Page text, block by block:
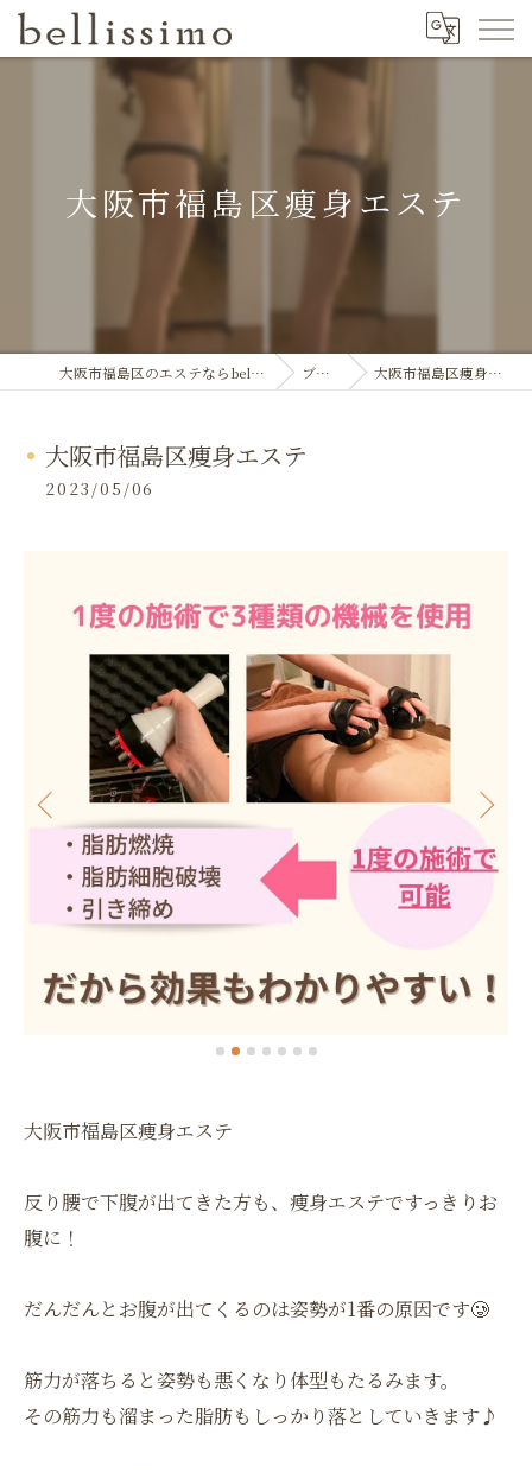
大阪市福島区痩身エステ
大阪市福島区のエステならbellissimo ブログ 大阪市福島区痩身エステ
大阪市福島区痩身エステ
2023/05/06
大阪市福島区痩身エステ
反り腰で下腹が出てきた方も、痩身エステですっきりお
腹に！
だんだんとお腹が出てくるのは姿勢が1番の原因です🥲
筋力が落ちると姿勢も悪くなり体型もたるみます。
その筋力も溜まった脂肪もしっかり落としていきます♪